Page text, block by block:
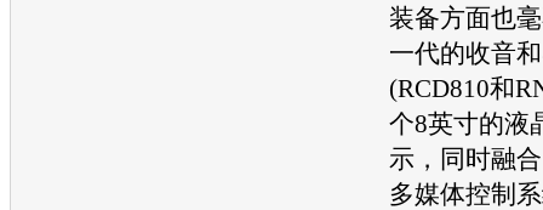
装备方面也
一代的收音
(RCD810和
个8英寸的液
示，同时融
多媒体控制